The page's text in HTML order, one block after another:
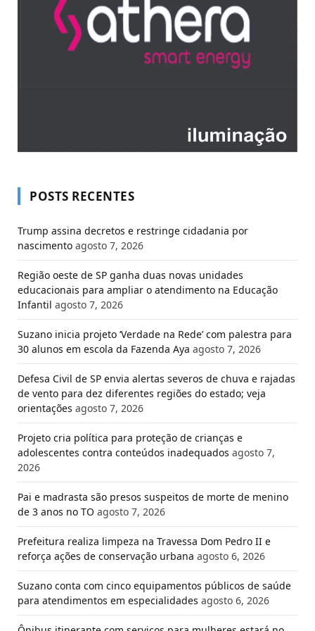
POSTS RECENTES
Trump assina decretos e restringe cidadania por
nascimento agosto 7, 2026
Região oeste de SP ganha duas novas unidades
educacionais para ampliar o atendimento na Educação
Infantil agosto 7, 2026
Suzano inicia projeto ‘Verdade na Rede’ com palestra para
30 alunos em escola da Fazenda Aya agosto 7, 2026
Defesa Civil de SP envia alertas severos de chuva e rajadas
de vento para dez diferentes regiões do estado; veja
orientações agosto 7, 2026
Projeto cria política para proteção de crianças e
adolescentes contra conteúdos inadequados agosto 7,
2026
Pai e madrasta são presos suspeitos de morte de menino
de 3 anos no TO agosto 7, 2026
Prefeitura realiza limpeza na Travessa Dom Pedro II e
reforça ações de conservação urbana agosto 6, 2026
Suzano conta com cinco equipamentos públicos de saúde
para atendimentos em especialidades agosto 6, 2026